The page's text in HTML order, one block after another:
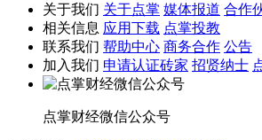
关于我们 关于点掌 媒体报道 合作
相关信息 应用下载 点掌投教
联系我们 帮助中心 商务合作 公告
加入我们 申请认证砖家 招贤纳士
点掌财经微信公众号